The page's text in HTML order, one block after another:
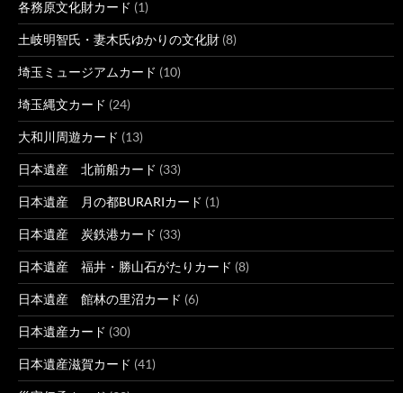
各務原文化財カード (1)
土岐明智氏・妻木氏ゆかりの文化財 (8)
埼玉ミュージアムカード (10)
埼玉縄文カード (24)
大和川周遊カード (13)
日本遺産 北前船カード (33)
日本遺産 月の都BURARIカード (1)
日本遺産 炭鉄港カード (33)
日本遺産 福井・勝山石がたりカード (8)
日本遺産 館林の里沼カード (6)
日本遺産カード (30)
日本遺産滋賀カード (41)